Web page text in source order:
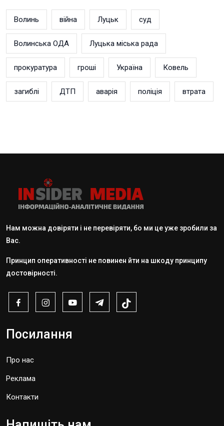
Волинь війна Луцьк суд
Волинська ОДА Луцька міська рада
прокуратура гроші Україна Ковель
загиблі ДТП аварія поліція втрата
Нам можна довіряти і не перевіряти, бо ми це уже зробили за
Вас.
Принцип оперативності не повинен йти на шкоду принципу
достовірності.
Посилання
Про нас
Реклама
Контакти